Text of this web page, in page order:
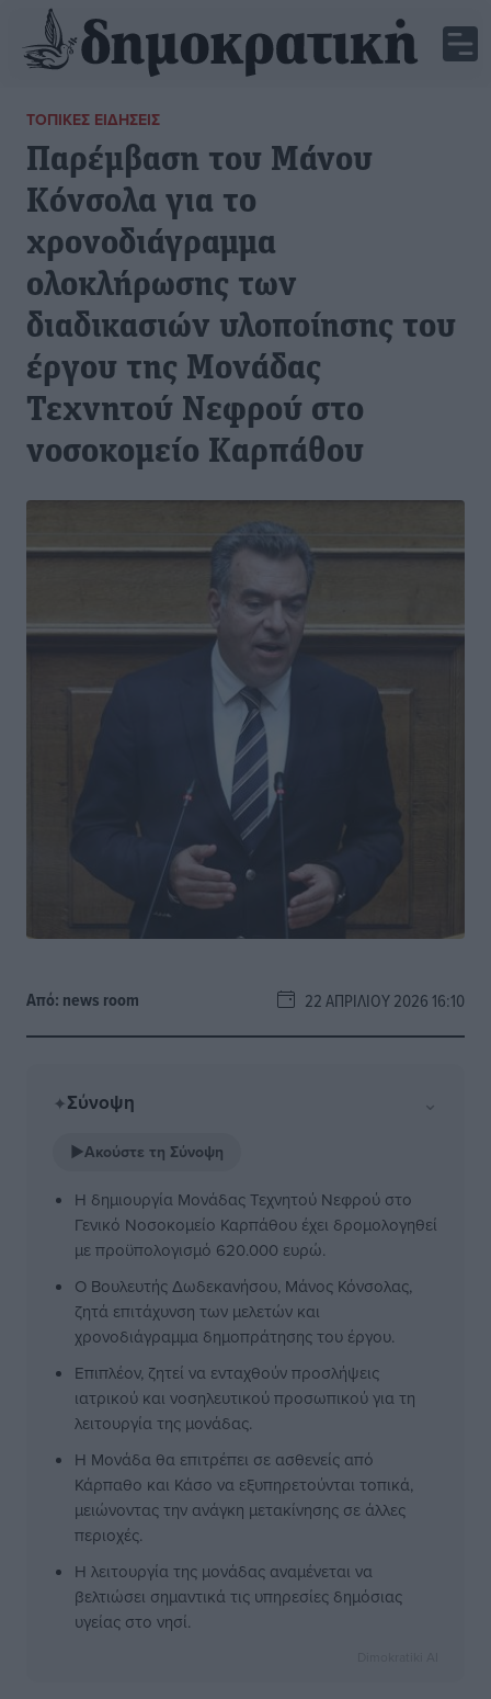
ΤΟΠΙΚΈΣ ΕΙΔΉΣΕΙΣ
Παρέμβαση του Μάνου
Κόνσολα για το
χρονοδιάγραμμα
ολοκλήρωσης των
διαδικασιών υλοποίησης του
έργου της Μονάδας
Τεχνητού Νεφρού στο
νοσοκομείο Καρπάθου
Από: news room 22 ΑΠΡΙΛΊΟΥ 2026 16:10
✦Σύνοψη ⌄
▶Ακούστε τη Σύνοψη
Η δημιουργία Μονάδας Τεχνητού Νεφρού στο
Γενικό Νοσοκομείο Καρπάθου έχει δρομολογηθεί
με προϋπολογισμό 620.000 ευρώ.
Ο Βουλευτής Δωδεκανήσου, Μάνος Κόνσολας,
ζητά επιτάχυνση των μελετών και
χρονοδιάγραμμα δημοπράτησης του έργου.
Επιπλέον, ζητεί να ενταχθούν προσλήψεις
ιατρικού και νοσηλευτικού προσωπικού για τη
λειτουργία της μονάδας.
Η Μονάδα θα επιτρέπει σε ασθενείς από
Κάρπαθο και Κάσο να εξυπηρετούνται τοπικά,
μειώνοντας την ανάγκη μετακίνησης σε άλλες
περιοχές.
Η λειτουργία της μονάδας αναμένεται να
βελτιώσει σημαντικά τις υπηρεσίες δημόσιας
υγείας στο νησί.